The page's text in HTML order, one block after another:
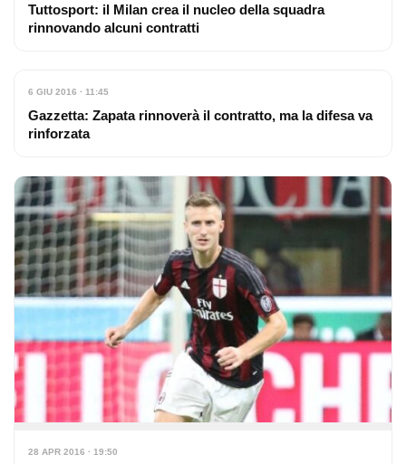
Tuttosport: il Milan crea il nucleo della squadra
rinnovando alcuni contratti
6 GIU 2016 · 11:45
Gazzetta: Zapata rinnoverà il contratto, ma la difesa va
rinforzata
28 APR 2016 · 19:50